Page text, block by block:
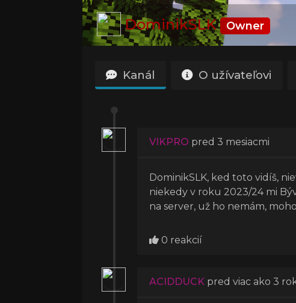
DominikSLK Owner
Kanál O užívateľovi
VIKPRO pred 3 mesiacmi
DominikSLK, ked toto vidíš,
niekedy v roku 2023/24 mi
na server, už ho nemám,
0 reakcií
ACIDDUCK pred viac ako 3